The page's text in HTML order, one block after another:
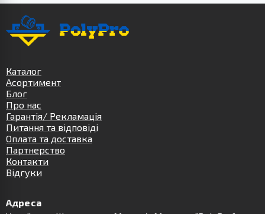
Каталог
Асортимент
Блог
Про нас
Гарантія/ Рекламація
Питання та відповіді
Оплата та доставка
Партнерство
Контакти
Відгуки
Адреса